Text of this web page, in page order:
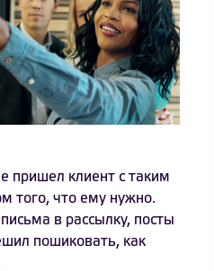
пришел клиент с таким
того, что ему нужно.
в рассылку, посты
пошиковать, как